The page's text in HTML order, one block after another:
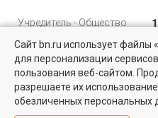
Найти квартиру - это
Выбирайте среди 14 тысяч
рынке жилья на портале BN.ru
Учредитель - Общество
ответственностью
"Управляющая
компания "Бюллетень
недвижимости"
8 (812) 331-93-56
Сайт bn.ru использует файлы
для персонализации
пользования веб-сайтом.
разрешаете их
обезличенных персональных